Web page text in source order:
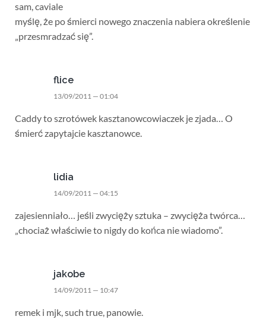
sam, caviale
myślę, że po śmierci nowego znaczenia nabiera określenie
„przesmradzać się”.
flice
13/09/2011 — 01:04
Caddy to szrotówek kasztanowcowiaczek je zjada… O
śmierć zapytajcie kasztanowce.
lidia
14/09/2011 — 04:15
zajesienniało… jeśli zwycięży sztuka – zwycięża twórca…
„chociaż właściwie to nigdy do końca nie wiadomo”.
jakobe
14/09/2011 — 10:47
remek i mjk, such true, panowie.